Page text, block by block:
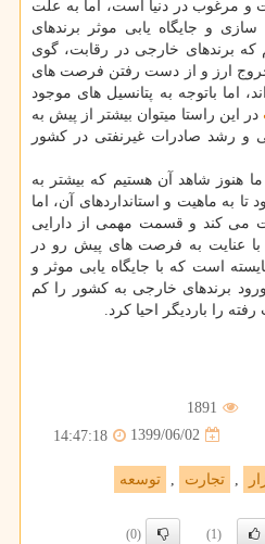
و مرغوب در دنیا است، اما به علت
و جایگاه یابی موثر برندهای
که برندهای خارجی در رقابت، گوی
ارز و از دست رفتن فرصت های
اما باتوجه به پتانسیل های موجود
در این راستا میتوان بیشتر از پیش به
و رشد صادرات غیرنفتی در کشور
هنوز شاهد آن هستیم که بیشتر به
به ماهیت و استانداردهای آن، اما
می کند و قسمت مهمی از دارایی
عنایت به فرصت های پیش رو در
است که با جایگاه یابی موثر و
برندهای خارجی به کشور را کم
را باردیگر احیا کرد.
1891
1399/06/02
14:47:18
, تجارت , توسعه
(1)
(0)